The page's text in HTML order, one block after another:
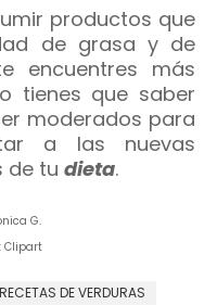
productos que
de grasa y de
encuentres más
tienes que saber
moderados para
a las nuevas
de tu dieta.
G.
Clipart
RECETAS DE VERDURAS